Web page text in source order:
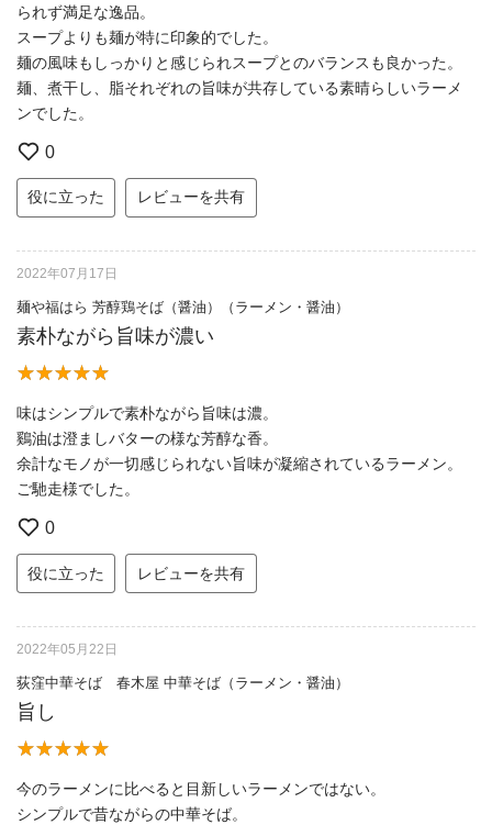
られず満足な逸品。
スープよりも麺が特に印象的でした。
麺の風味もしっかりと感じられスープとのバランスも良かった。
麺、煮干し、脂それぞれの旨味が共存している素晴らしいラーメ
ンでした。
0
役に立った レビューを共有
2022年07月17日
麺や福はら 芳醇鶏そば（醤油）（ラーメン・醤油）
素朴ながら旨味が濃い
味はシンプルで素朴ながら旨味は濃。
鷄油は澄ましバターの様な芳醇な香。
余計なモノが一切感じられない旨味が凝縮されているラーメン。
ご馳走様でした。
0
役に立った レビューを共有
2022年05月22日
荻窪中華そば 春木屋 中華そば（ラーメン・醤油）
旨し
今のラーメンに比べると目新しいラーメンではない。
シンプルで昔ながらの中華そば。